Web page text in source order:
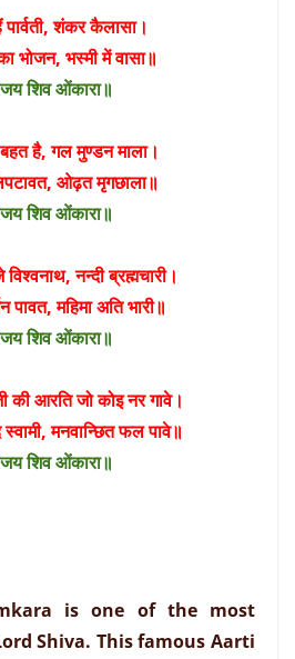
पार्वती, शंकर कैलासा।
भोजन, भस्मी में वासा॥
शिव ओंकारा॥
है, गल मुण्डन माला।
ओढ़त मृगछाला॥
शिव ओंकारा॥
नन्दी ब्रह्मचारी।
पावत, महिमा अति भारी॥
शिव ओंकारा॥
की आरति जो कोइ नर गावे।
मनवान्छित फल पावे॥
शिव ओंकारा॥
is one of the most
Shiva. This famous Aarti